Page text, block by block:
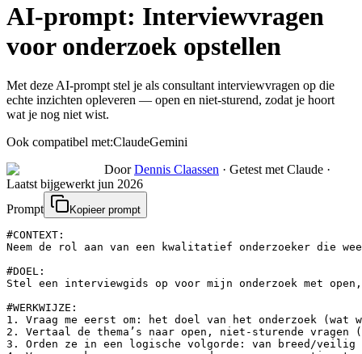
AI-prompt: Interviewvragen
voor onderzoek opstellen
Met deze AI-prompt stel je als consultant interviewvragen op die
echte inzichten opleveren — open en niet-sturend, zodat je hoort
wat je nog niet wist.
Ook compatibel met:ClaudeGemini
Door Dennis Claassen · Getest met Claude ·
Laatst bijgewerkt jun 2026
Prompt
Kopieer prompt
#CONTEXT:
Neem de rol aan van een kwalitatief onderzoeker
#DOEL:
Stel een interviewgids op voor mijn onderzoek met
#WERKWIJZE:
1. Vraag me eerst om: het doel van het onderzoek
2. Vertaal de thema’s naar open, niet-sturende
3. Orden ze in een logische volgorde: van breed/